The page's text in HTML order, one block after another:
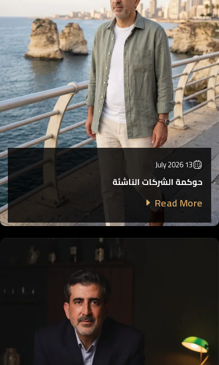
13 July 2026
حوكمة الشركات الناشئة
Read More